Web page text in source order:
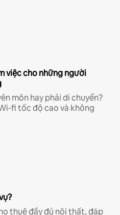
việc cho những người
môn hay phải di chuyển?
fi tốc độ cao và không
thuê đầy đủ nội thất, đáp